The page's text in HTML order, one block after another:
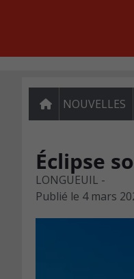
NOUVELLES
Éclipse
LONGUEUIL -
Publié le 4 mars